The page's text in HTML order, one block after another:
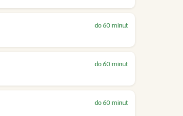
do 60 minut
do 60 minut
do 60 minut